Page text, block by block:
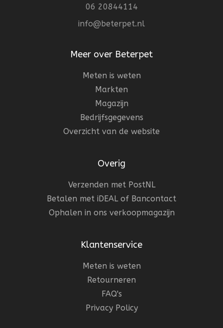
06 20844114
info@beterpet.nl
Meer over Beterpet
Meten is weten
Markten
Magazijn
Bedrijfsgegevens
Overzicht van de website
Overig
Verzenden met PostNL
Betalen met iDEAL of Bancontact
Ophalen in ons verkoopmagazijn
Klantenservice
Meten is weten
Retourneren
FAQ's
Privacy Policy